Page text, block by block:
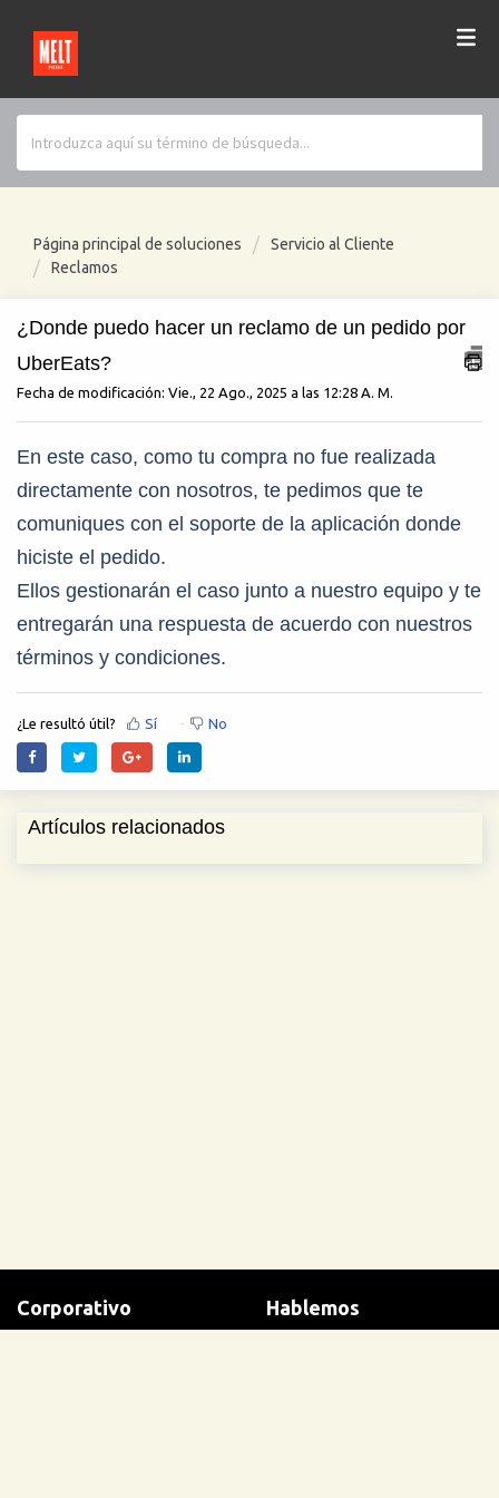
Página principal de soluciones
Servicio al Cliente
Reclamos
¿Donde puedo hacer un reclamo de un pedido por
UberEats?
Fecha de modificación: Vie., 22 Ago., 2025 a las 12:28 A. M.
En este caso, como tu compra no fue realizada
directamente con nosotros, te pedimos que te
comuniques con el soporte de la aplicación donde
hiciste el pedido.
Ellos gestionarán el caso junto a nuestro equipo y te
entregarán una respuesta de acuerdo con nuestros
términos y condiciones.
¿Le resultó útil? Sí No
Artículos relacionados
Corporativo Hablemos